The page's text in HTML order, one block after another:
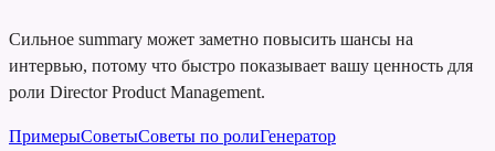
Сильное summary может заметно повысить шансы на
интервью, потому что быстро показывает вашу ценность для
роли Director Product Management.
ПримерыСоветыСоветы по ролиГенератор